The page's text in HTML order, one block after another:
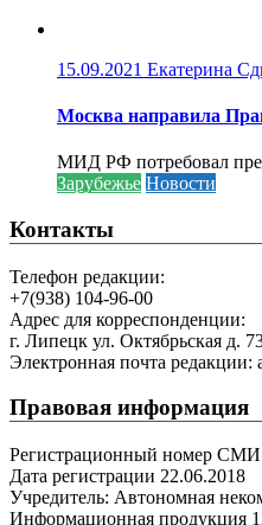
15.09.2021 Екатерина
Москва направила
МИД РФ потребовал
Зарубежье Новости
Контакты
Телефон редакции:
+7(938) 104-96-00
Адрес для корреспонденции:
г. Липецк ул. Октябрьская д.
Электронная почта редакции:
Правовая информация
Регистрационный номер СМИ
Дата регистрации 22.06.2018
Учредитель: Автономная
Информационная продукция